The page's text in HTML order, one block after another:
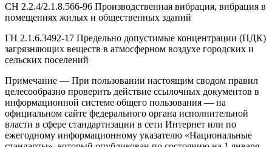
СН 2.2.4/2.1.8.566-96 Производственная вибрация, вибрация в
помещениях жилых и общественных зданий
ГН 2.1.6.3492-17 Предельно допустимые концентрации (ПДК)
загрязняющих веществ в атмосферном воздухе городских и
сельских поселений
Примечание — При пользовании настоящим сводом правил
целесообразно проверить действие ссылочных документов в
информационной системе общего пользования — на
официальном сайте федерального органа исполнительной
власти в сфере стандартизации в сети Интернет или по
ежегодному информационному указателю «Национальные